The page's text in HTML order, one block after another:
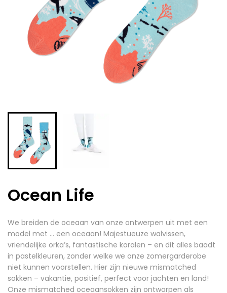
Ocean Life
We breiden de oceaan van onze ontwerpen uit met een
model met … een oceaan! Majestueuze walvissen,
vriendelijke orka’s, fantastische koralen – en dit alles baadt
in pastelkleuren, zonder welke we onze zomergarderobe
niet kunnen voorstellen. Hier zijn nieuwe mismatched
sokken – vakantie, positief, perfect voor jachten en land!
Onze mismatched oceaansokken zijn ontworpen als